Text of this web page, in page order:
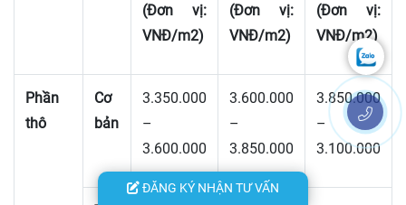
(Đơn vị:
VNĐ/m2)
(Đơn vị:
VNĐ/m2)
(Đơn vị:
VNĐ/m2)
Phần
thô
Cơ
bản
3.350.000
–
3.600.000
3.600.000
–
3.850.000
3.850.000
–
3.100.000
ĐĂNG KÝ NHẬN TƯ VẤN